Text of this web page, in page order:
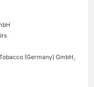
(Germany) GmbH,